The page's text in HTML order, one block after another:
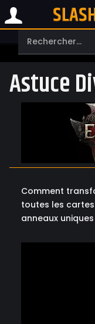
Astuce
Comment
toutes les
anneaux